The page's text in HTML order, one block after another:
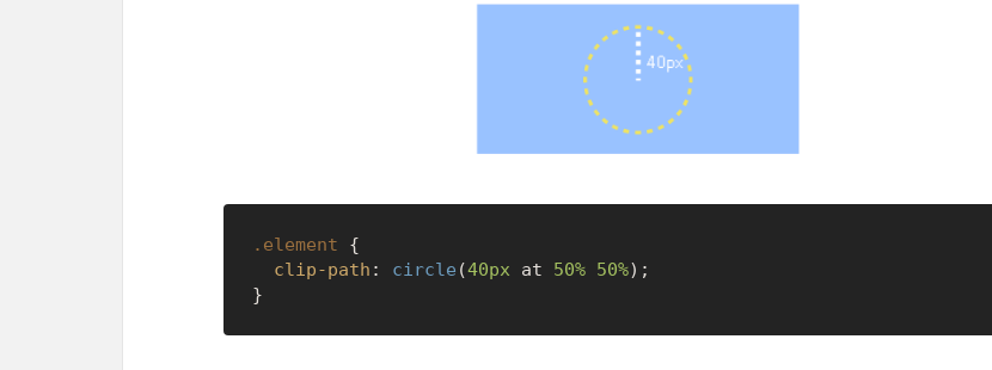
.element {
clip-path : circle (40px at 50% 50%);